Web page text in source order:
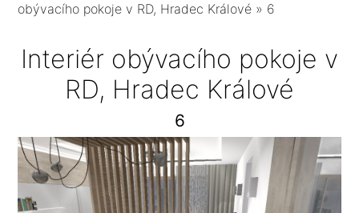
obývacího pokoje v RD, Hradec Králové » 6
Interiér obývacího pokoje v
RD, Hradec Králové
6